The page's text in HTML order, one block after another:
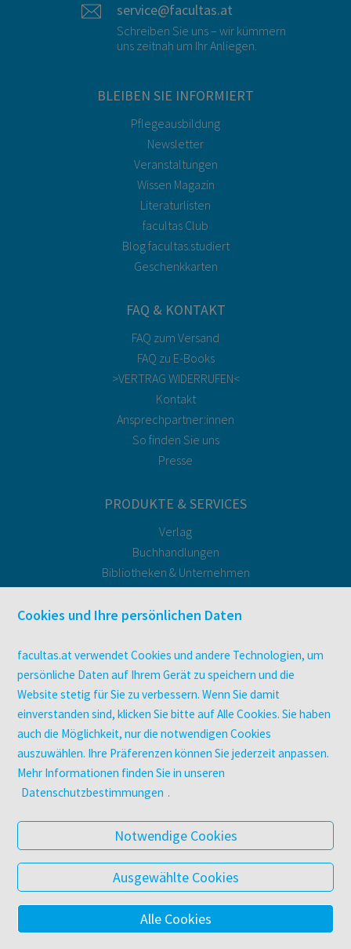
service@facultas.at
Schreiben Sie uns – wir kümmern
uns zeitnah um Ihr Anliegen.
BLEIBEN SIE INFORMIERT
Pflegeausbildung
Newsletter
Veranstaltungen
Wissen Magazin
Literaturlisten
facultas Club
Blog facultas.studiert
Geschenkkarten
FAQ & KONTAKT
FAQ zum Versand
FAQ zu E-Books
>VERTRAG WIDERRUFEN<
Kontakt
Ansprechpartner:innen
So finden Sie uns
Presse
PRODUKTE & SERVICES
Verlag
Buchhandlungen
Bibliotheken & Unternehmen
Druckerei facultas druckt.
Zeitschriften
Digitale Angebote
UNTERNEHMEN
Über facultas
facultas Kooperationen
Arbeiten bei facultas
Datenschutz & Cookies
AGB
Barrierefreiheit
© 2025 Facultas Verlags- und Buchhandels AG
Cookies und Ihre persönlichen Daten
facultas.at verwendet Cookies und andere Technologien, um
persönliche Daten auf Ihrem Gerät zu speichern und die
Website stetig für Sie zu verbessern. Wenn Sie damit
einverstanden sind, klicken Sie bitte auf Alle Cookies. Sie haben
auch die Möglichkeit, nur die notwendigen Cookies
auszuwählen. Ihre Präferenzen können Sie jederzeit anpassen.
Mehr Informationen finden Sie in unseren
Datenschutzbestimmungen .
Notwendige Cookies
Ausgewählte Cookies
Alle Cookies